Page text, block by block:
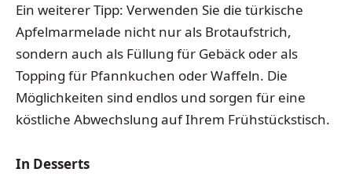
Ein weiterer Tipp: Verwenden Sie die türkische
Apfelmarmelade nicht nur als Brotaufstrich,
sondern auch als Füllung für Gebäck oder als
Topping für Pfannkuchen oder Waffeln. Die
Möglichkeiten sind endlos und sorgen für eine
köstliche Abwechslung auf Ihrem Frühstückstisch.
In Desserts